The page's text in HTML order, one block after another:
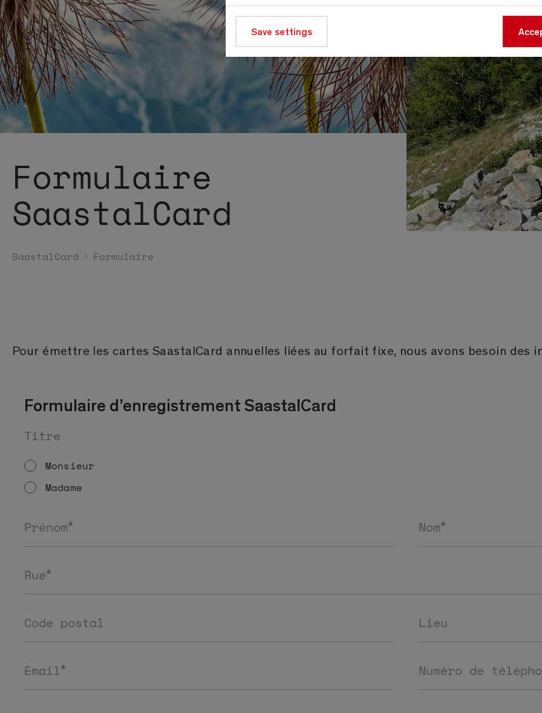
Formulaire
SaastalCard
SaastalCard Formulaire
Pour émettre les cartes SaastalCard annuelles liées au forfait fixe, nous avons besoin des
Formulaire d’enregistrement SaastalCard
Titre
Monsieur
Madame
Prénom* Nom*
Rue*
Code postal Lieu
Email* Numéro de
Save settings